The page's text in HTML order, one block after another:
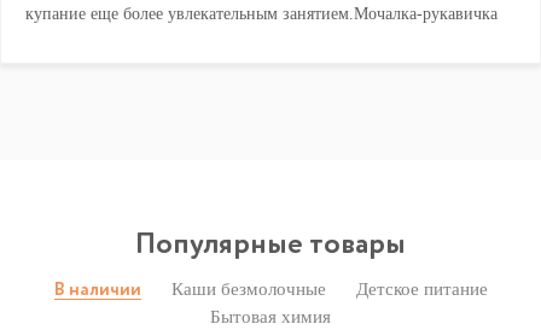
купание еще более увлекательным занятием.Мочалка-рукавичка
Популярные товары
В наличии Каши безмолочные
Детское питание
Бытовая химия